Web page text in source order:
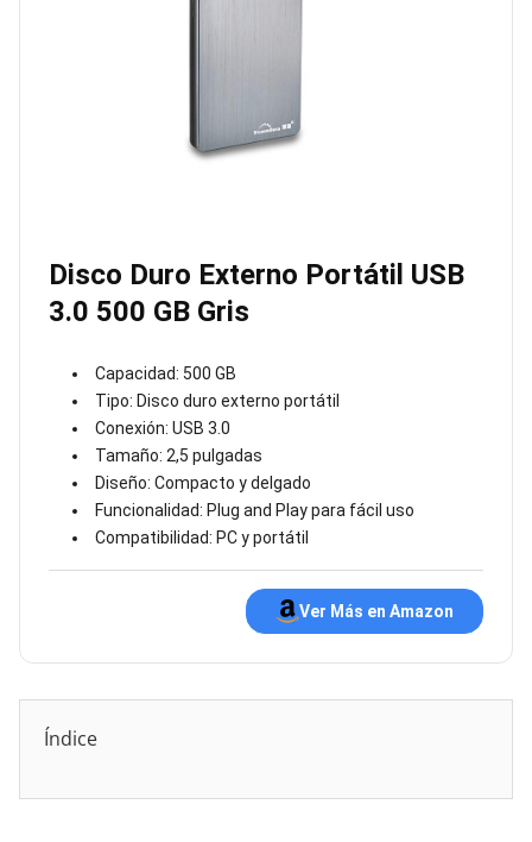
Disco Duro Externo Portátil USB
3.0 500 GB Gris
Capacidad: 500 GB
Tipo: Disco duro externo portátil
Conexión: USB 3.0
Tamaño: 2,5 pulgadas
Diseño: Compacto y delgado
Funcionalidad: Plug and Play para fácil uso
Compatibilidad: PC y portátil
Ver Más en Amazon
Índice